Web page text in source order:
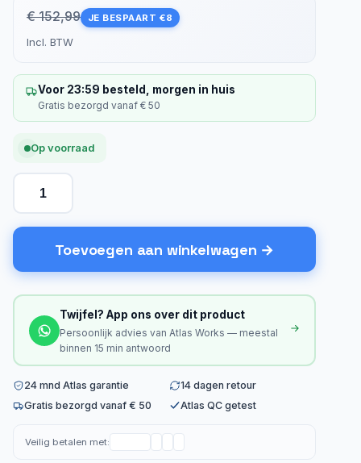
€ 152,99 JE BESPAART €8
Incl. BTW
Voor 23:59 besteld, morgen in huis
Gratis bezorgd vanaf € 50
Op voorraad
Toevoegen aan winkelwagen
Twijfel? App ons over dit product
Persoonlijk advies van Atlas Works — meestal
binnen 15 min antwoord
24 mnd Atlas garantie
14 dagen retour
Gratis bezorgd vanaf € 50
Atlas QC getest
Veilig betalen met: